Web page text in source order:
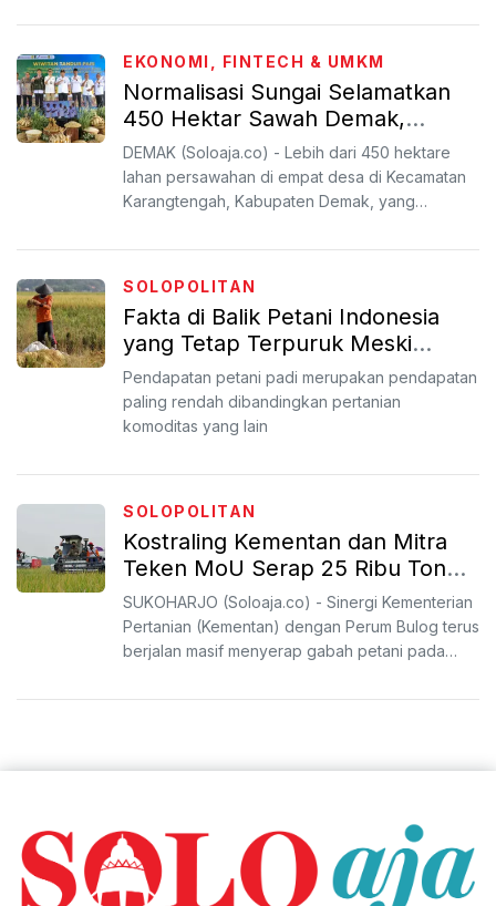
EKONOMI, FINTECH & UMKM
Normalisasi Sungai Selamatkan
450 Hektar Sawah Demak,
Wagub Yasin Hadiri Acara
Wiwitan Tandur Pari
DEMAK (Soloaja.co) - Lebih dari 450 hektare
lahan persawahan di empat desa di Kecamatan
Karangtengah, Kabupaten Demak, yang
SOLOPOLITAN
Fakta di Balik Petani Indonesia
yang Tetap Terpuruk Meski
Harga Beras Tinggi
Pendapatan petani padi merupakan pendapatan
paling rendah dibandingkan pertanian
komoditas yang lain
SOLOPOLITAN
Kostraling Kementan dan Mitra
Teken MoU Serap 25 Ribu Ton
Gabah Petani Sukoharjo
SUKOHARJO (Soloaja.co) - Sinergi Kementerian
Pertanian (Kementan) dengan Perum Bulog terus
berjalan masif menyerap gabah petani pada